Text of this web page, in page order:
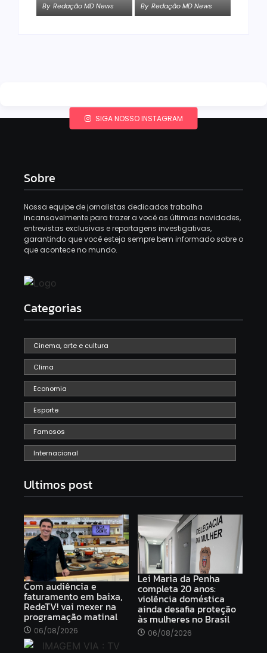
By Redação MD News By Redação MD News
SIGA NOSSO INSTAGRAM
Sobre
Nossa equipe de jornalistas dedicados trabalha
incansavelmente para trazer a você as últimas novidades,
entrevistas exclusivas e reportagens investigativas,
garantindo que você esteja sempre bem informado sobre o
que acontece no mundo.
Categorias
Cinema, arte e cultura
Clima
Economia
Esporte
Famosos
Internacional
Ultimos post
Com audiência e
faturamento em baixa,
RedeTV! vai mexer na
programação matinal
06/08/2026
Lei Maria da Penha
completa 20 anos:
violência doméstica
ainda desafia proteção
às mulheres no Brasil
06/08/2026